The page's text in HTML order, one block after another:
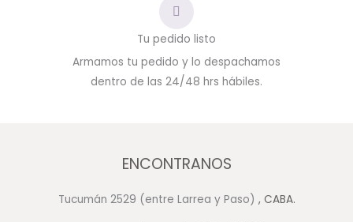
Tu pedido listo
Armamos tu pedido y lo despachamos
dentro de las 24/48 hrs hábiles.
ENCONTRANOS
Tucumán 2529 (entre Larrea y Paso) , CABA.